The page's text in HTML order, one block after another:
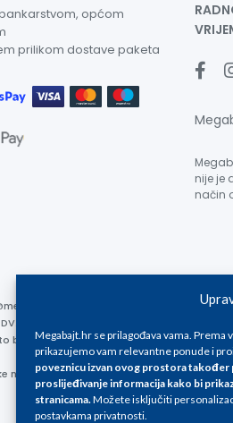
Megabajt.hr se prilagođava vama. Prema
prikazujemo vam relevantne ponude i
poveznicu izvan ovog prostora
proslijeđivanje informacija kako bi
stranicama.Možete isključiti
postavkama privatnosti.
općom
prilikom dostave paketa
nije je
način
Sve cijene su informativnog
Sve cijene su iskazane isključivo za
bolji i točniji opis i sliku. Unatoč tome, ne
nastale u opisu proizvoda, greške